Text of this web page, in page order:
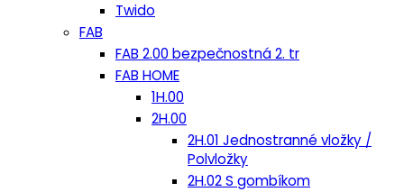
Twido
FAB
FAB 2.00 bezpečnostná 2. tr
FAB HOME
1H.00
2H.00
2H.01 Jednostranné vložky /
Polvložky
2H.02 S gombíkom